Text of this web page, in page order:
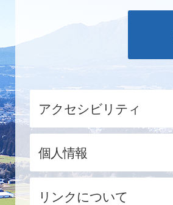
アクセシビリティ
個人情報
リンクについて